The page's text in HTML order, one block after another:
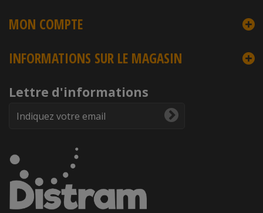
MON COMPTE
INFORMATIONS SUR LE MAGASIN
Lettre d'informations